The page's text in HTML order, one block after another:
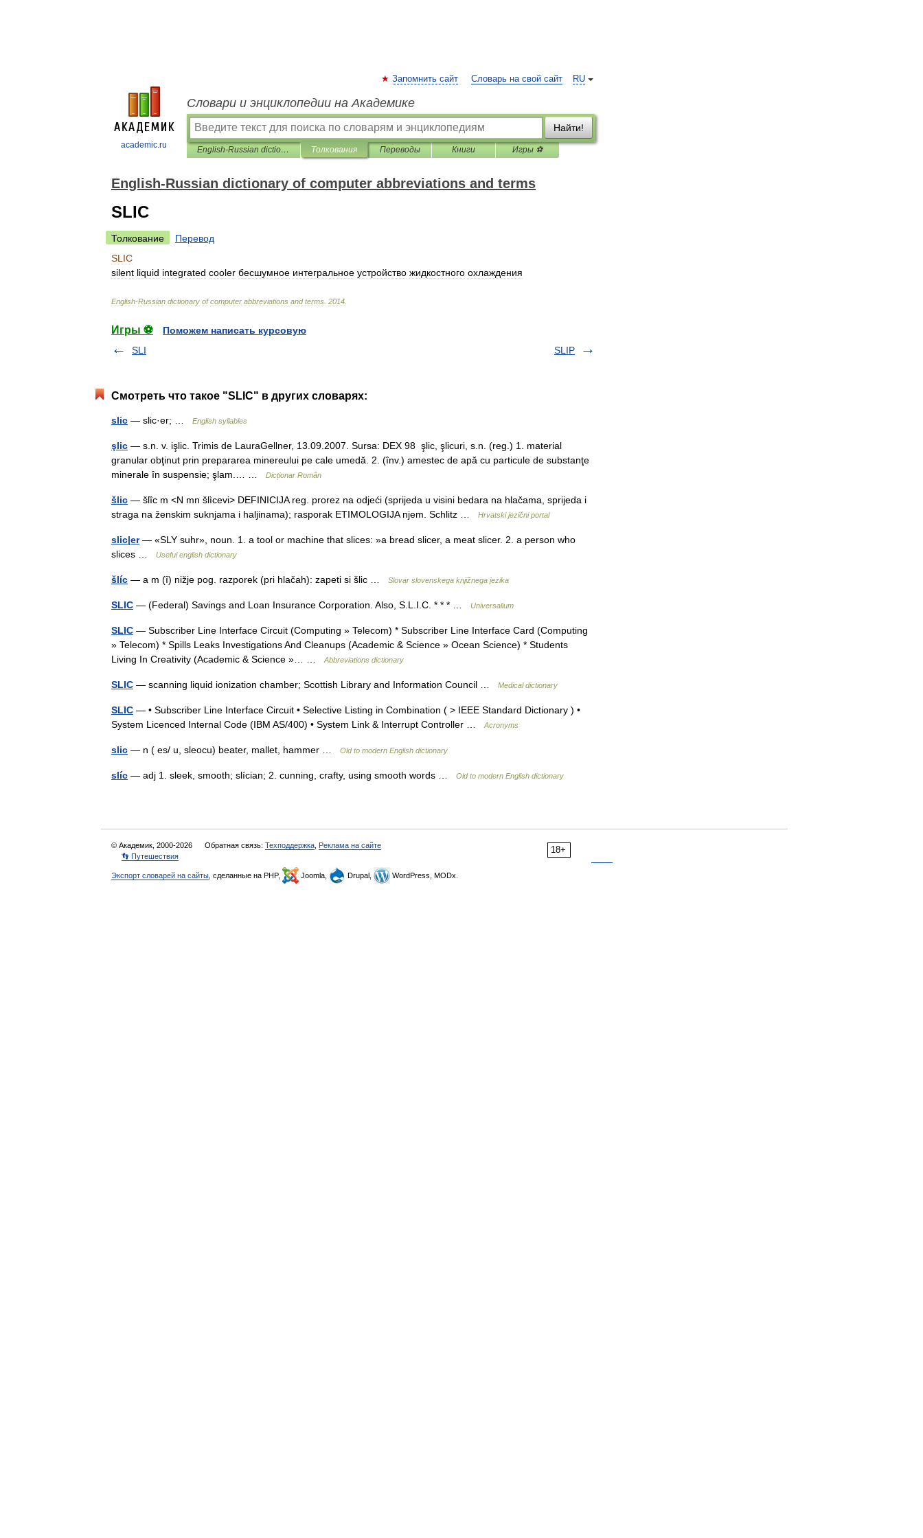
academic.ru
RU
Запомнить сайт Словарь на свой сайт
Словари и энциклопедии на Академике
Найти!
English-Russian dictionary of computer abbreviations and terms Толкования Переводы Книги Игры ⚽
English-Russian dictionary of computer abbreviations and terms
SLIC
Толкование
Перевод
SLIC
silent liquid integrated cooler бесшумное интегральное устройство жидкостного охлаждения
English-Russian dictionary of computer abbreviations and terms 2014
Игры ⚽
Поможем написать курсовую
SLI
SLIP
Смотреть что такое "SLIC" в других словарях:
slic — slic·er; … English syllables
şlic — s.n. v. işlic. Trimis de LauraGellner, 13.09.2007. Sursa: DEX 98 şlic, şlicuri, s.n. (reg.) 1. material
granular obţinut prin prepararea minereului pe cale umedă. 2. (înv.) amestec de apă cu particule de substanţe
minerale în suspensie; şlam.… …
Dicționar Român
šlic — šlȉc m <N mn šlìcevi> DEFINICIJA reg. prorez na odjeći (sprijeda u visini bedara na hlačama, sprijeda i
straga na ženskim suknjama i haljinama); rasporak ETIMOLOGIJA njem. Schlitz …
Hrvatski jezični portal
slic|er— «SLY suhr», noun. 1. a tool or machine that slices: »a bread slicer, a meat slicer. 2. a person who
slices …
Useful english dictionary
šlíc — a m (ȋ) nižje pog. razporek (pri hlačah): zapeti si šlic … Slovar slovenskega knjižnega jezika
SLIC — (Federal) Savings and Loan Insurance Corporation. Also, S.L.I.C. * * * … Universalium
SLIC — Subscriber Line Interface Circuit (Computing » Telecom) * Subscriber Line Interface Card (Computing
» Telecom) * Spills Leaks Investigations And Cleanups (Academic & Science » Ocean Science) * Students
Living In Creativity (Academic & Science »… …
Abbreviations dictionary
SLIC — scanning liquid ionization chamber; Scottish Library and Information Council … Medical dictionary
SLIC — • Subscriber Line Interface Circuit • Selective Listing in Combination ( > IEEE Standard Dictionary ) •
System Licenced Internal Code (IBM AS/400) • System Link & Interrupt Controller …
Acronyms
slic — n ( es/ u, sleocu) beater, mallet, hammer … Old to modern English dictionary
slíc — adj 1. sleek, smooth; slícian; 2. cunning, crafty, using smooth words … Old to modern English dictionary
18+
© Академик, 2000-2026 Обратная связь: Техподдержка Реклама на сайте
👣 Путешествия
Экспорт словарей на сайты , сделанные на PHP, Joomla, Drupal, WordPress, MODx.